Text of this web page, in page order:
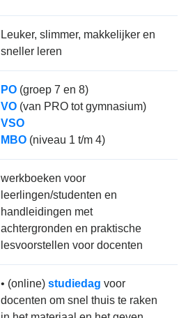
Leuker, slimmer, makkelijker en
sneller leren
PO (groep 7 en 8)
VO (van PRO tot gymnasium)
VSO
MBO (niveau 1 t/m 4)
werkboeken voor
leerlingen/studenten en
handleidingen met
achtergronden en praktische
lesvoorstellen voor docenten
• (online) studiedag voor
docenten om snel thuis te raken